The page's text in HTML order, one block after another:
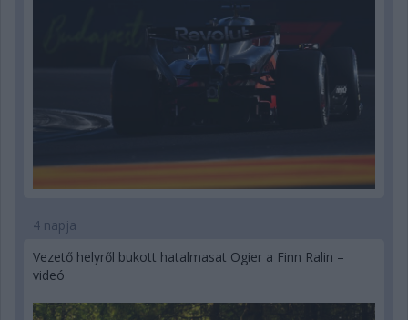
4 napja
Vezető helyről bukott hatalmasat Ogier a Finn Ralin –
videó